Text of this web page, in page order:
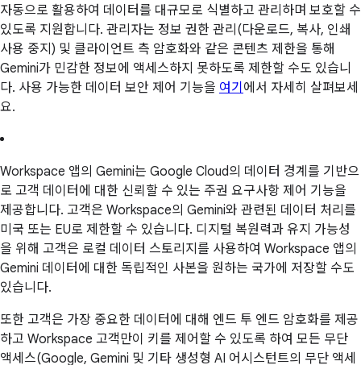
자동으로 활용하여 데이터를 대규모로 식별하고 관리하며 보호할 수
있도록 지원합니다. 관리자는 정보 권한 관리(다운로드, 복사, 인쇄
사용 중지) 및 클라이언트 측 암호화와 같은 콘텐츠 제한을 통해
Gemini가 민감한 정보에 액세스하지 못하도록 제한할 수도 있습니
다. 사용 가능한 데이터 보안 제어 기능을 여기 에서 자세히 살펴보세
요.
Workspace 앱의 Gemini는 Google Cloud의 데이터 경계를 기반으
로 고객 데이터에 대한 신뢰할 수 있는 주권 요구사항 제어 기능을
제공합니다. 고객은 Workspace의 Gemini와 관련된 데이터 처리를
미국 또는 EU로 제한할 수 있습니다. 디지털 복원력과 유지 가능성
을 위해 고객은 로컬 데이터 스토리지를 사용하여 Workspace 앱의
Gemini 데이터에 대한 독립적인 사본을 원하는 국가에 저장할 수도
있습니다.
또한 고객은 가장 중요한 데이터에 대해 엔드 투 엔드 암호화를 제공
하고 Workspace 고객만이 키를 제어할 수 있도록 하여 모든 무단
액세스(Google, Gemini 및 기타 생성형 AI 어시스턴트의 무단 액세